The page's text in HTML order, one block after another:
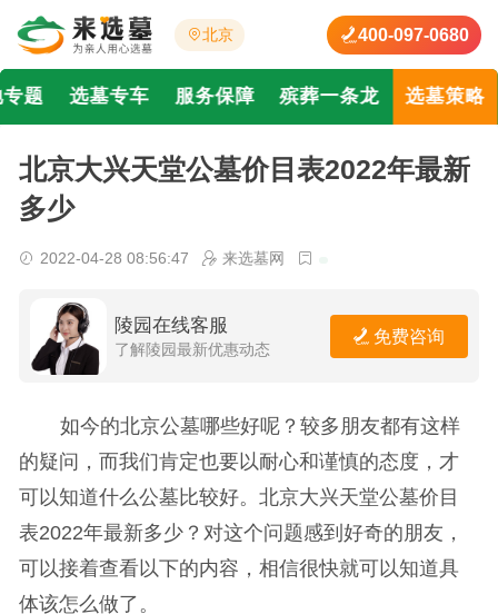
北京 400-097-0680
题 选墓专车 服务保障 殡葬一条龙 选墓策略
北京大兴天堂公墓价目表2022年最新
多少
2022-04-28 08:56:47 来选墓网
陵园在线客服
了解陵园最新优惠动态
免费咨询
如今的北京公墓哪些好呢？较多朋友都有这样
的疑问，而我们肯定也要以耐心和谨慎的态度，才
可以知道什么公墓比较好。北京大兴天堂公墓价目
表2022年最新多少？对这个问题感到好奇的朋友，
可以接着查看以下的内容，相信很快就可以知道具
体该怎么做了。